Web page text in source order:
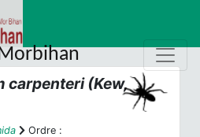
carpenteri(Kew,
Ordre :